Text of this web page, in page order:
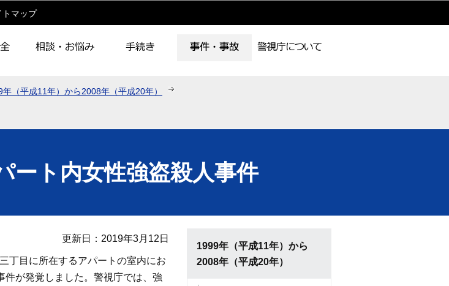
ページの本文へ移動
トマップ
年（平成11年）から2008年（平成20年）
ート内女性強盗殺人事件
更新日：2019年3月12日
丁目に所在するアパートの室内にお
が発覚しました。警視庁では、強
1999年（平成11年）から
2008年（平成20年）